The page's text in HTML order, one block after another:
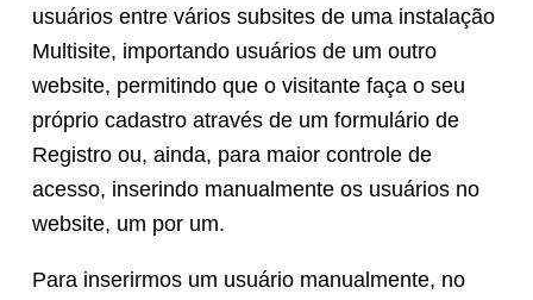
usuários entre vários subsites de uma instalação
Multisite, importando usuários de um outro
website, permitindo que o visitante faça o seu
próprio cadastro através de um formulário de
Registro ou, ainda, para maior controle de
acesso, inserindo manualmente os usuários no
website, um por um.
Para inserirmos um usuário manualmente, no